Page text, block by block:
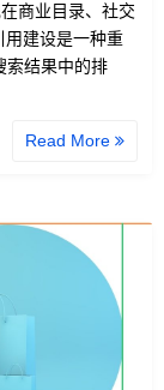
商业目录、社交
用建设是一种重
索结果中的排
Read More